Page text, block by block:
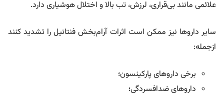
علائمی مانند بی‌قراری، لرزش، تب بالا و اختلال هوشیاری دارد.
سایر داروها نیز ممکن است اثرات آرام‌بخش فنتانیل را تشدید کنند
ازجمله:
برخی داروهای پارکینسون؛
داروهای ضدافسردگی؛